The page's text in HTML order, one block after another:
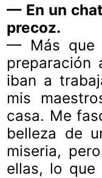
— En un
precoz.
— Más que
preparación
iban a
mis
casa. Me
belleza de
miseria,
ellas, lo